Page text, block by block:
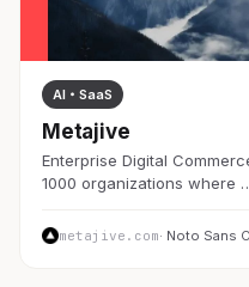
AI・SaaS
Metajive
Enterprise Digital
1000 organizations where
metajive.com· Noto Sans